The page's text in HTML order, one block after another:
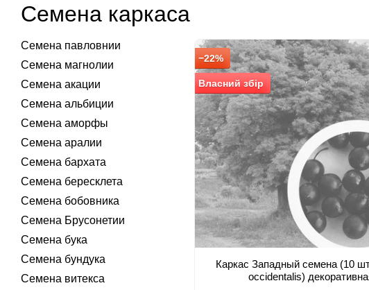
Семена каркаса
−22%
Власний збір
Каркас Западный семена (10
occidentalis)
Семена павловнии
Семена магнолии
Семена акации
Семена альбиции
Семена аморфы
Семена аралии
Семена бархата
Семена бересклета
Семена бобовника
Семена Брусонетии
Семена бука
Семена бундука
Семена витекса